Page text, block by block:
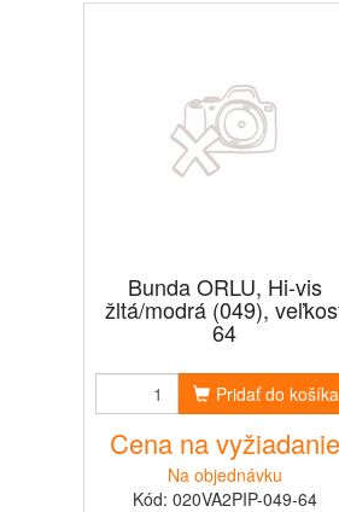
Bunda ORLU, Hi-vis
žltá/modrá (049),
64
Pridať do košíka
Cena na vyžiadanie
Na objednávku
Kód: 020VA2PIP-049-64